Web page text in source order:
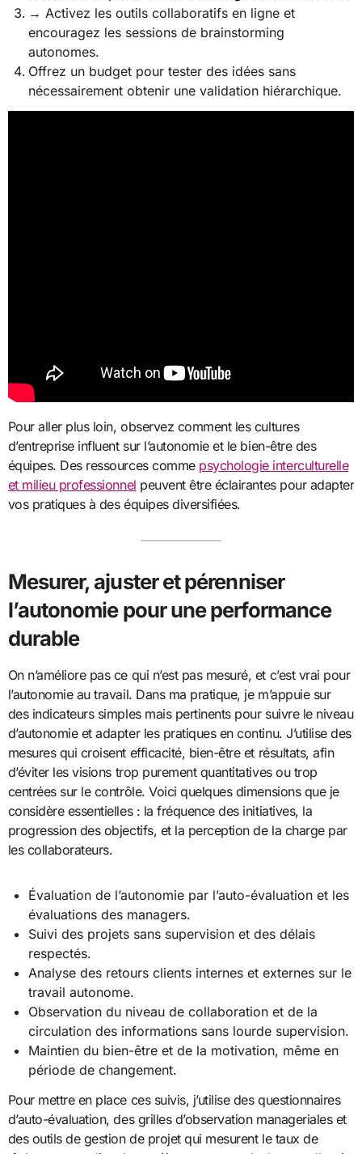
→ Activez les outils collaboratifs en ligne et
encouragez les sessions de brainstorming
autonomes.
Offrez un budget pour tester des idées sans
nécessairement obtenir une validation hiérarchique.
Pour aller plus loin, observez comment les cultures
d’entreprise influent sur l’autonomie et le bien-être des
équipes. Des ressources comme psychologie interculturelle
et milieu professionnel peuvent être éclairantes pour adapter
vos pratiques à des équipes diversifiées.
Mesurer, ajuster et pérenniser
l’autonomie pour une performance
durable
On n’améliore pas ce qui n’est pas mesuré, et c’est vrai pour
l’autonomie au travail. Dans ma pratique, je m’appuie sur
des indicateurs simples mais pertinents pour suivre le niveau
d’autonomie et adapter les pratiques en continu. J’utilise des
mesures qui croisent efficacité, bien-être et résultats, afin
d’éviter les visions trop purement quantitatives ou trop
centrées sur le contrôle. Voici quelques dimensions que je
considère essentielles : la fréquence des initiatives, la
progression des objectifs, et la perception de la charge par
les collaborateurs.
Évaluation de l’autonomie par l’auto-évaluation et les
évaluations des managers.
Suivi des projets sans supervision et des délais
respectés.
Analyse des retours clients internes et externes sur le
travail autonome.
Observation du niveau de collaboration et de la
circulation des informations sans lourde supervision.
Maintien du bien-être et de la motivation, même en
période de changement.
Pour mettre en place ces suivis, j’utilise des questionnaires
d’auto-évaluation, des grilles d’observation manageriales et
des outils de gestion de projet qui mesurent le taux de